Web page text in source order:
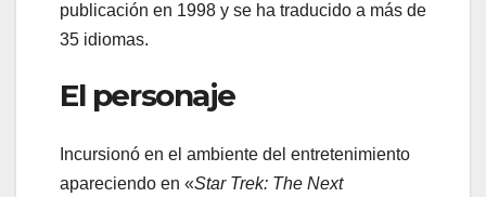
publicación en 1998 y se ha traducido a más de
35 idiomas.
El personaje
Incursionó en el ambiente del entretenimiento
apareciendo en «Star Trek: The Next